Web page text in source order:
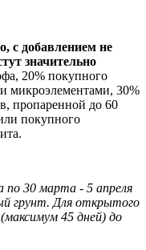
с добавлением не
значительно
20% покупного
микроэлементами, 30%
пропаренной до 60
покупного
по 30 марта - 5 апреля
грунт. Для открытого
45 дней) до